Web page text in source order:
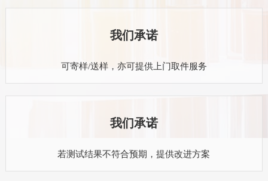
我们承诺
可寄样/送样，亦可提供上门取件服务
我们承诺
若测试结果不符合预期，提供改进方案